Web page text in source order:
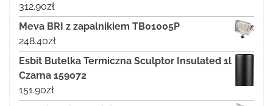
312.90zł
Meva BRI z zapalnikiem TB01005P
248.40zł
Esbit Butelka Termiczna Sculptor Insulated 1l
Czarna 159072
151.90zł